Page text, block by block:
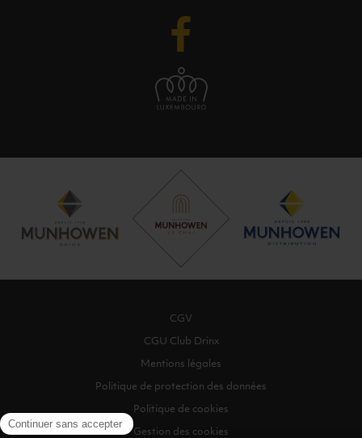
CGV
CGU Club Drinx
Mentions légales
Politique de protection des données
Politique de cookies
Gestion des cookies